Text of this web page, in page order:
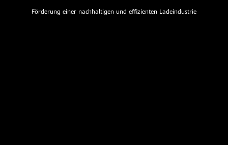
Förderung einer nachhaltigen und effizienten Ladeindustrie